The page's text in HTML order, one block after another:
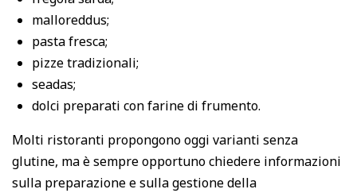
malloreddus;
pasta fresca;
pizze tradizionali;
seadas;
dolci preparati con farine di frumento.
Molti ristoranti propongono oggi varianti senza
glutine, ma è sempre opportuno chiedere informazioni
sulla preparazione e sulla gestione della